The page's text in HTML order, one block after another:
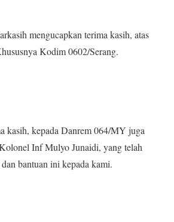
mengucapkan terima kasih, atas
Kodim 0602/Serang.
kasih, kepada Danrem 064/MY juga
Inf Mulyo Junaidi, yang telah
bantuan ini kepada kami.